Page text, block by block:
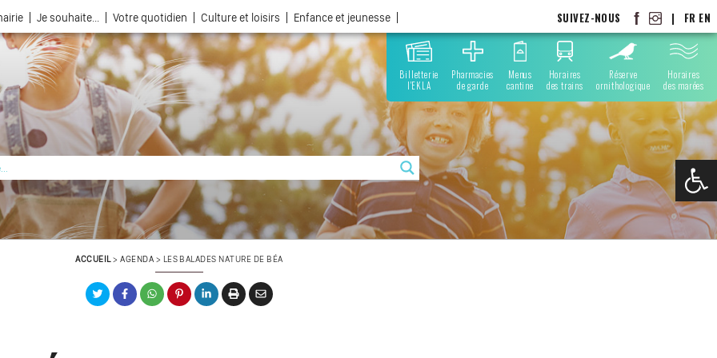
Je souhaite... Votre quotidien Culture et loisirs Enfance et jeunesse SUIVEZ-NOUS | FR EN
Billetterie
l'EKLA
Pharmacies
de garde
Menus
cantine
Horaires
des trains
Réserve
ornithologique
Horaires
des marées
ACCUEIL>AGENDA > LES BALADES NATURE DE BÉA
Ouvrir